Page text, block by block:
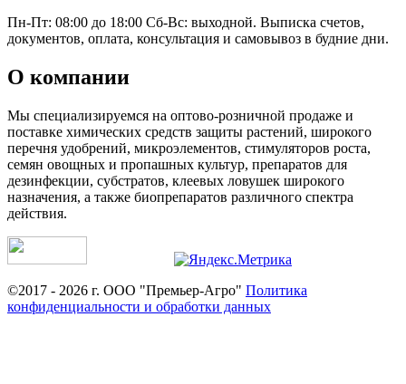
Пн-Пт: 08:00 до 18:00 Сб-Вс: выходной. Выписка счетов,
документов, оплата, консультация и самовывоз в будние дни.
О компании
Мы специализируемся на оптово-розничной продаже и
поставке химических средств защиты растений, широкого
перечня удобрений, микроэлементов, стимуляторов роста,
семян овощных и пропашных культур, препаратов для
дезинфекции, субстратов, клеевых ловушек широкого
назначения, а также биопрепаратов различного спектра
действия.
©2017 - 2026 г. ООО "Премьер-Агро" Политика
конфиденциальности и обработки данных